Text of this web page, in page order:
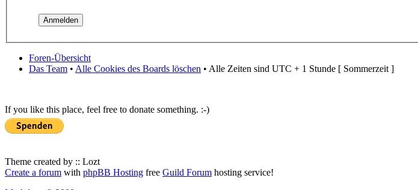
Foren-Übersicht
Das Team • Alle Cookies des Boards löschen • Alle Zeiten sind UTC + 1 Stunde [ Sommerzeit ]
If you like this place, feel free to donate something. :-)
Theme created by :: Lozt
Create a forum with phpBB Hosting free Guild Forum hosting service!